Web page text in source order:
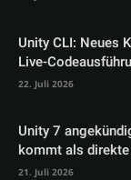
Unity CLI: Neues
Live-
22. Juli 2026
Unity 7
kommt als
21. Juli 2026